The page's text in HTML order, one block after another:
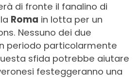
di fronte il fanalino di
Roma in lotta per un
Nessuno dei due
periodo particolarmente
sfida potrebbe aiutare
festeggeranno una